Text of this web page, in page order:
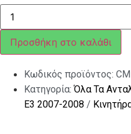
ΣΚΑΦΗ
ΚΑΡΜΠ
SCOOTER
125<>2004T(ΜΕ
ΦΥΣΟΥ)
ποσότητα
Προσθήκη στο καλάθι
Κωδικός προϊόντος:
Κατηγορία:Όλα Τα
E3 2007-2008 /